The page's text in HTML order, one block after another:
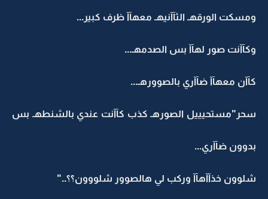
ومسكت الورقهـ الثآآنيهـ معهآآ ظرف كبير...
وكآآنت صور لهآآ بس الصدمهـ...
كآآن معهآآ ضآآري بالصوورهـ...
سحر"مستحيييل الصورهـ كذب كآآنت عندي بالشنطهـ بس
بدوون ضآآري...
شلوون خذآآهآآ وركب لي هالصوور شلووون؟؟.."